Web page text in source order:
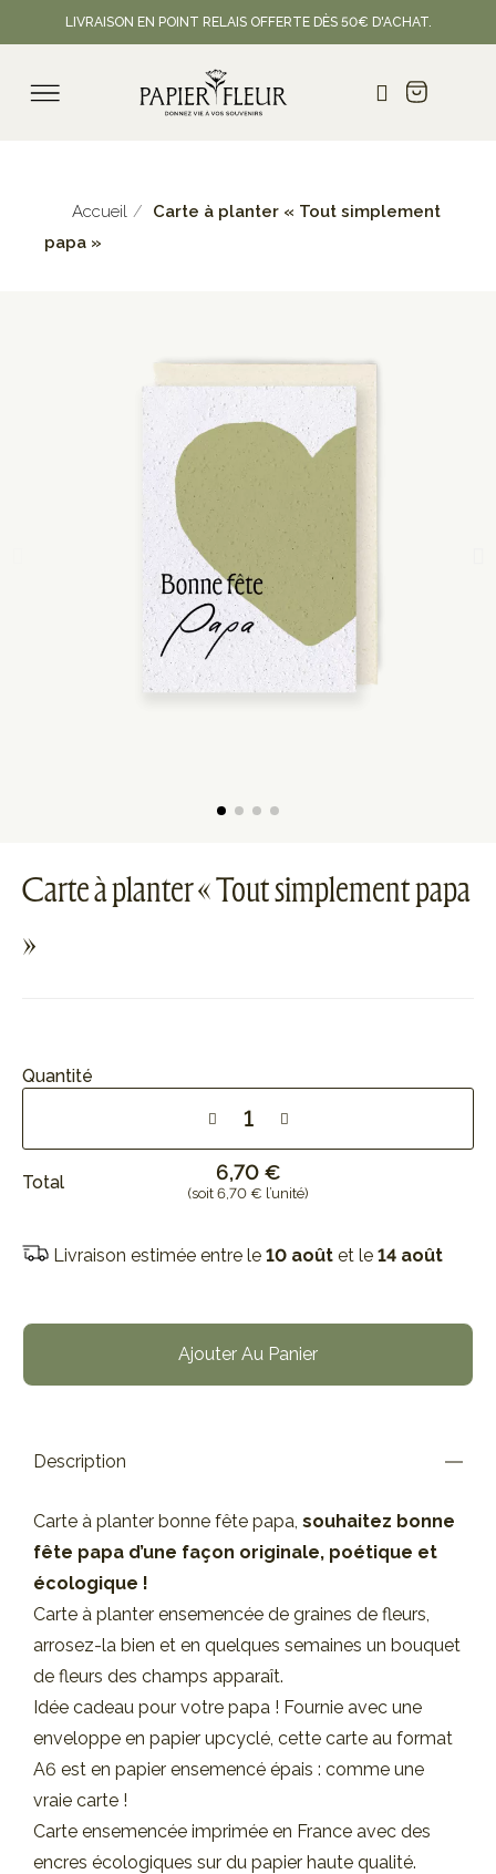
LIVRAISON EN POINT RELAIS OFFERTE DÈS 50€ D'ACHAT.
Accueil
Carte à planter « Tout simplement
papa »
Carte à planter « Tout simplement papa
»
Quantité
Total 6,70 €
(soit 6,70 € l’unité)
Livraison estimée entre le 10 août et le 14 août
Ajouter Au Panier
Description
Carte à planter bonne fête papa, souhaitez bonne
fête papa d’une façon originale, poétique et
écologique !
Carte à planter ensemencée de graines de fleurs,
arrosez-la bien et en quelques semaines un bouquet
de fleurs des champs apparaît.
Idée cadeau pour votre papa ! Fournie avec une
enveloppe en papier upcyclé, cette carte au format
A6 est en papier ensemencé épais : comme une
vraie carte !
Carte ensemencée imprimée en France avec des
encres écologiques sur du papier haute qualité.